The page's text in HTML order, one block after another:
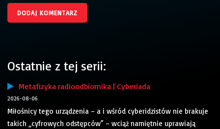
Ostatnie z tej serii:
Metafizyka radioodbiornika | Cyberiada
2026-08-06
Miłośnicy tego urządzenia – a i wśród cyberidzistów nie brakuje
takich „cyfrowych odstępców” – wciąż namiętnie uprawiają